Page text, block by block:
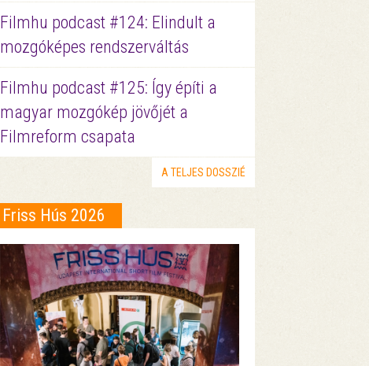
Filmhu podcast #124: Elindult a
mozgóképes rendszerváltás
Filmhu podcast #125: Így építi a
magyar mozgókép jövőjét a
Filmreform csapata
A TELJES DOSSZIÉ
Friss Hús 2026